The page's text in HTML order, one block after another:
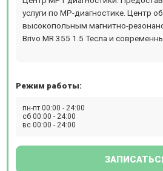
услуги по МР-диагностике. Центр
высокопольным магнитно-
Brivo MR 355 1.5 Тесла и
томографом (КТ) General Electric
комплексную диагностику: МРТ
НОЧЬ), МРТ всего тела для
метастаз у мужчин (ТОЛЬКО НОЧЬ),
на выявление болезни
Режим работы:
пн-пт 00:00 - 24:00
сб 00:00 - 24:00
вс 00:00 - 24:00